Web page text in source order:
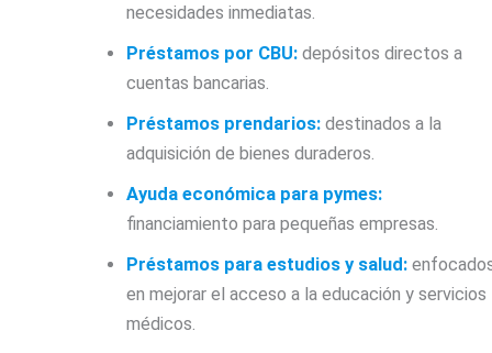
necesidades inmediatas.
Préstamos por CBU:depósitos directos a
cuentas bancarias.
Préstamos prendarios:destinados a la
adquisición de bienes duraderos.
Ayuda económica para pymes:
financiamiento para pequeñas empresas.
Préstamos para estudios y salud:
en mejorar el acceso a la educación y servicios
médicos.